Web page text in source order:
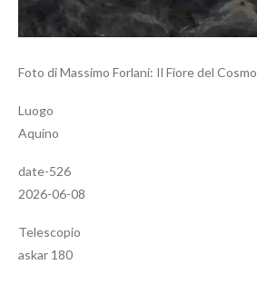
Foto di Massimo Forlani: Il Fiore del Cosmo
Luogo
Aquino
date-526
2026-06-08
Telescopio
askar 180